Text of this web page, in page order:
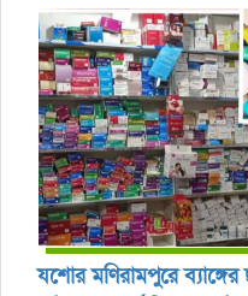
যশোর ‎মণিরামপুরে